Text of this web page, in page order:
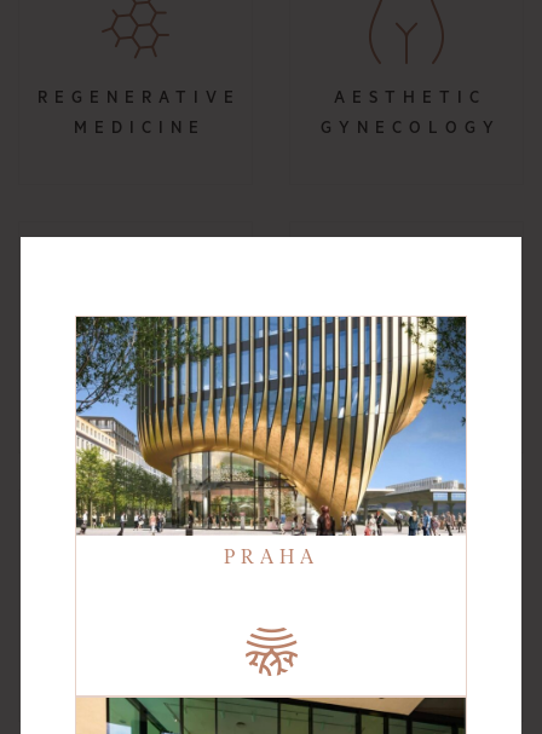
REGENERATIVE
MEDICINE
AESTHETIC
GYNECOLOGY
BEAUTY
TREATMENTS
BODY
TREATMENTS
PRAHA